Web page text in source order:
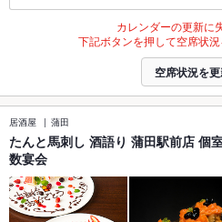
カレンダーの更新に
下記ボタンを押して空席状況
空席状況を
居酒屋 蒲田
たんと馬刺し 酒語り 蒲田駅前店 個
数宴会